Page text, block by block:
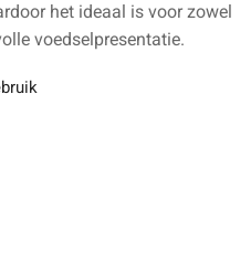
het ideaal is voor zowel
voedselpresentatie.